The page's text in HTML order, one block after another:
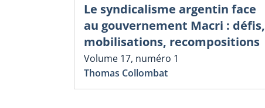
Le syndicalisme argentin face
au gouvernement Macri : défis,
mobilisations, recompositions
Volume 17, numéro 1
Thomas Collombat